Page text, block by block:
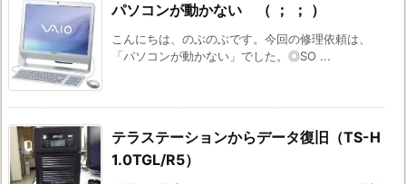
パソコンが動かない （ ； ； ）
こんにちは、のぶのぶです。今回の修理依頼は、
「パソコンが動かない」でした。◎SO ...
テラステーションからデータ復旧（TS-H
1.0TGL/R5）